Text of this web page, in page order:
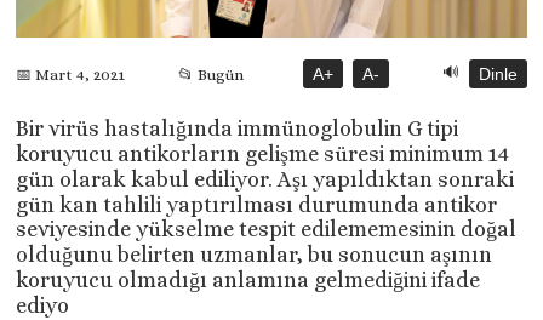
📅 Mart 4, 2021 📂 Bugün A+ A- 🔊 Dinle
Bir virüs hastalığında immünoglobulin G tipi
koruyucu antikorların gelişme süresi minimum 14
gün olarak kabul ediliyor. Aşı yapıldıktan sonraki
gün kan tahlili yaptırılması durumunda antikor
seviyesinde yükselme tespit edilememesinin doğal
olduğunu belirten uzmanlar, bu sonucun aşının
koruyucu olmadığı anlamına gelmediğini ifade
ediyo